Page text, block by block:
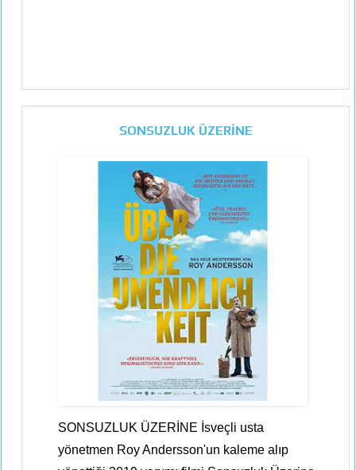
SONSUZLUK ÜZERİNE
SONSUZLUK ÜZERİNE İsveçli usta
yönetmen Roy Andersson'un kaleme alıp